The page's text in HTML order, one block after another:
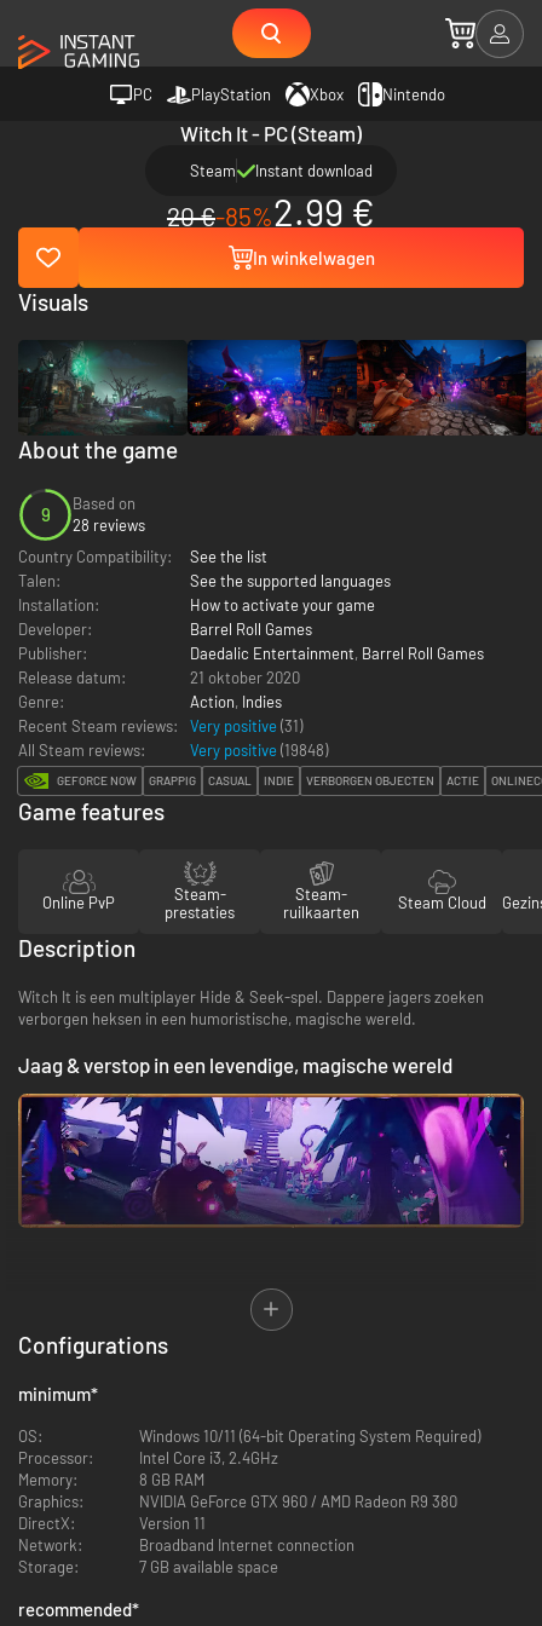
PC PlayStation Xbox Nintendo
Witch It - PC (Steam)
Steam Instant download
20 €-85%2.99 €
In winkelwagen
About the game
9
Based on
28 reviews
Country Compatibility:
See the list
Talen:
See the supported languages
Installation:
How to activate your game
Developer:
Barrel Roll Games
Publisher:
Daedalic Entertainment, Barrel Roll Games
Release datum:
21 oktober 2020
Genre:
Action, Indies
Recent Steam reviews:
Very positive (31)
All Steam reviews:
Very positive (19848)
GEFORCE NOW GRAPPIG CASUAL INDIE VERBORGEN OBJECTEN ACTIE
Visuals
Game features
Online PvP
Steam-
prestaties
Steam-
ruilkaarten
Steam Cloud
Description
Witch It is een multiplayer Hide & Seek-spel. Dappere jagers zoeken
verborgen heksen in een humoristische, magische wereld.
Jaag & verstop in een levendige, magische wereld
De Witch It-wereld zit vol met nederige dorpjes, ijzige meren en oude
bibliotheken waar je je kunt verschuilen. Elke kaart heeft zijn eigen
verhalen en geheimen om in te duiken en te ontdekken!
Zoek als een onverschrokken jager
Configurations
minimum*
OS:
Windows 10/11 (64-bit Operating System Required)
Processor:
Intel Core i3, 2.4GHz
Memory:
8 GB RAM
Graphics:
NVIDIA GeForce GTX 960 / AMD Radeon R9 380
DirectX:
Version 11
Network:
Broadband Internet connection
Storage:
7 GB available space
recommended*